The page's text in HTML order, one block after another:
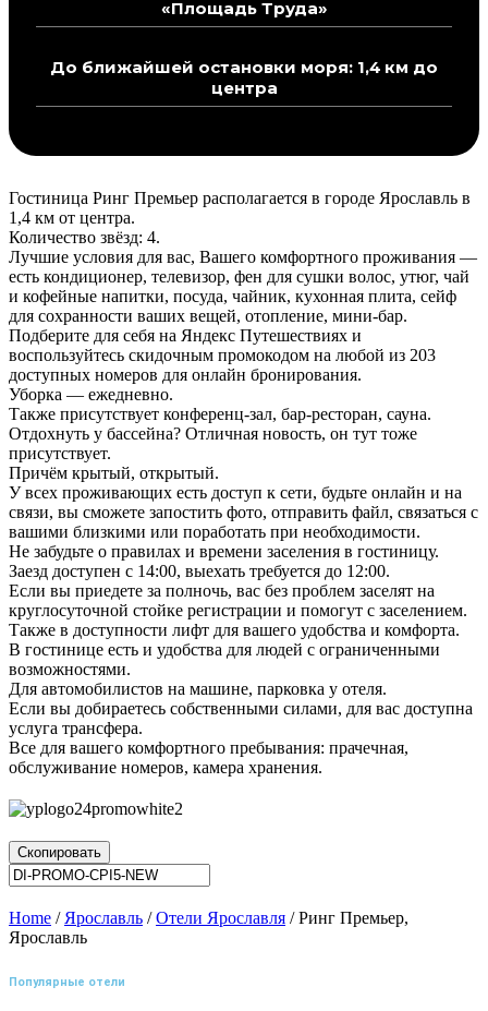
«Площадь Труда»
До ближайшей остановки моря: 1,4 км до
центра
Гостиница Ринг Премьер располагается в городе Ярославль в
1,4 км от центра.
Количество звёзд: 4.
Лучшие условия для вас, Вашего комфортного проживания —
есть кондиционер, телевизор, фен для сушки волос, утюг, чай
и кофейные напитки, посуда, чайник, кухонная плита, сейф
для сохранности ваших вещей, отопление, мини-бар.
Подберите для себя на Яндекс Путешествиях и
воспользуйтесь скидочным промокодом на любой из 203
доступных номеров для онлайн бронирования.
Уборка — ежедневно.
Также присутствует конференц-зал, бар-ресторан, сауна.
Отдохнуть у бассейна? Отличная новость, он тут тоже
присутствует.
Причём крытый, открытый.
У всех проживающих есть доступ к сети, будьте онлайн и на
связи, вы сможете запостить фото, отправить файл, связаться с
вашими близкими или поработать при необходимости.
Не забудьте о правилах и времени заселения в гостиницу.
Заезд доступен с 14:00, выехать требуется до 12:00.
Если вы приедете за полночь, вас без проблем заселят на
круглосуточной стойке регистрации и помогут с заселением.
Также в доступности лифт для вашего удобства и комфорта.
В гостинице есть и удобства для людей с ограниченными
возможностями.
Для автомобилистов на машине, парковка у отеля.
Если вы добираетесь собственными силами, для вас доступна
услуга трансфера.
Все для вашего комфортного пребывания: прачечная,
обслуживание номеров, камера хранения.
Скопировать
Home / Ярославль /Отели Ярославля / Ринг Премьер,
Ярославль
Популярные отели